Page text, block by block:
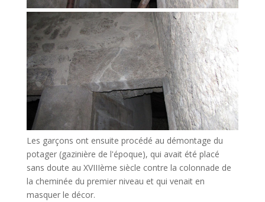
Les garçons ont ensuite procédé au démontage du
potager (gazinière de l'époque), qui avait été placé
sans doute au XVIIIème siècle contre la colonnade de
la cheminée du premier niveau et qui venait en
masquer le décor.